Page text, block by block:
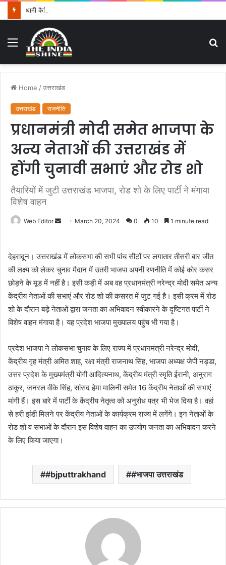
Menu
Home /उत्तराखंड
उत्तराखंड राजनीति
प्रधानमंत्री मोदी समेत भाजपा के
अन्य नेताओं की उत्तराखंड में
होंगी चुनावी सभाएं और रोड शो
तैयारियों में जुटी उत्तराखंड भाजपा, रोड शो के लिए पार्टी ने मंगाया
विशेष वाहन
Web Editor
d
a
n
e
m
a
March 20, 2024 0 10 1 minute read
देहरादून। उत्तराखंड में लोकसभा की सभी पांच सीटों पर लगातार तीसरी बार जीत
की लक्ष्य को लेकर चुनाव मैदान में उतरी भाजपा अपनी रणनीति में कोई कोर कसर
छोड़ने के मूड में नहीं है। इसी कड़ी में अब वह प्रधानमंत्री नरेन्द्र मोदी समेत अन्य
केंद्रीय नेताओं की सभाएं और रोड शो की कसरत में जुट गई है। इसी क्रम में रोड
शो के दौरान बड़े नेताओं द्वारा जनता का अभिवादन स्वीकारने के दृष्टिगत पार्टी ने
विशेष वाहन मंगाया है। यह प्रदेश भाजपा मुख्यालय पहुंच भी गया है।
प्रदेश भाजपा ने लोकसभा चुनाव के लिए राज्य में प्रधानमंत्री नरेन्द्र मोदी,
केंद्रीय गृह मंत्री अमित शाह, रक्षा मंत्री राजनाथ सिंह, भाजपा अध्यक्ष जेपी नड्डा,
उत्तर प्रदेश के मुख्यमंत्री योगी आदित्यनाथ, केंद्रीय मंत्री स्मृति ईरानी, अनुराग
ठाकुर, जनरल वीके सिंह, सांसद हेमा मालिनी समेत 16 केंद्रीय नेताओं की सभाएं
मांगी हैं। इस बारे में पार्टी के केंद्रीय नेतृत्व को अनुरोध पत्र भी भेज दिया है। वहां
से हरी झंडी मिलने पर केंद्रीय नेताओं के कार्यक्रम राज्य में लगेंगे। इन नेताओं के
रोड शो व सभाओं के दौरान इस विशेष वाहन का उपयोग जनता का अभिवादन करने
के लिए किया जाएगा।
#bjputtrakhand #भाजपा उत्तराखंड